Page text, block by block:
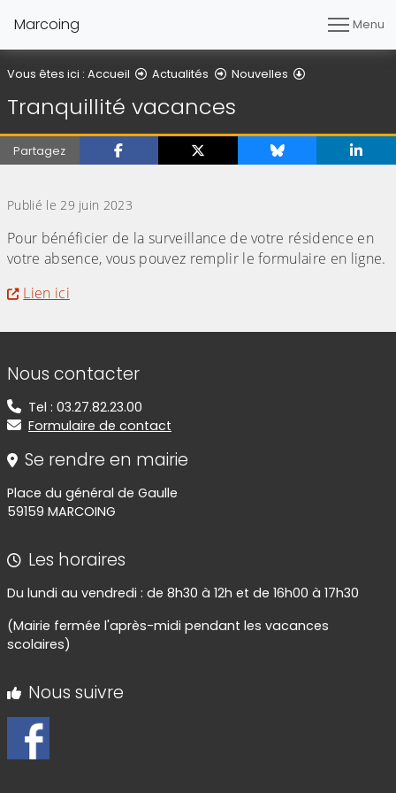
Marcoing Menu
Vous êtes ici : Accueil Actualités Nouvelles
Tranquillité vacances
Partagez
Publié le 29 juin 2023
Pour bénéficier de la surveillance de votre résidence en
votre absence, vous pouvez remplir le formulaire en ligne.
Lien ici
Informations de contact
Nous contacter
Tel : 03.27.82.23.00
Formulaire de contact
Se rendre en mairie
Place du général de Gaulle
59159 MARCOING
Les horaires
Du lundi au vendredi : de 8h30 à 12h et de 16h00 à 17h30
(Mairie fermée l'après-midi pendant les vacances
scolaires)
Nous suivre